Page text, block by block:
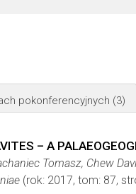
pokonferencyjnych (3)
– A
Tomasz, Chew
(rok: 2017, tom: 87,